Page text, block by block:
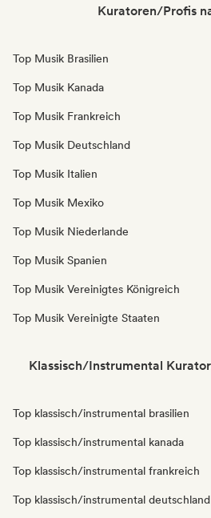
Kuratoren/Profis
Top Musik Brasilien
Top Musik Kanada
Top Musik Frankreich
Top Musik Deutschland
Top Musik Italien
Top Musik Mexiko
Top Musik Niederlande
Top Musik Spanien
Top Musik Vereinigtes Königreich
Top Musik Vereinigte Staaten
Klassisch/Instrumental
Top klassisch/instrumental brasilien
Top klassisch/instrumental kanada
Top klassisch/instrumental frankreich
Top klassisch/instrumental deutschland